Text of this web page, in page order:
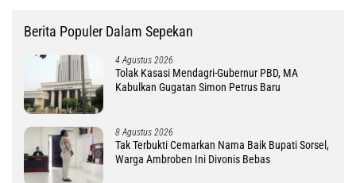
Berita Populer Dalam Sepekan
4 Agustus 2026
Tolak Kasasi Mendagri-Gubernur PBD, MA
Kabulkan Gugatan Simon Petrus Baru
8 Agustus 2026
Tak Terbukti Cemarkan Nama Baik Bupati Sorsel,
Warga Ambroben Ini Divonis Bebas